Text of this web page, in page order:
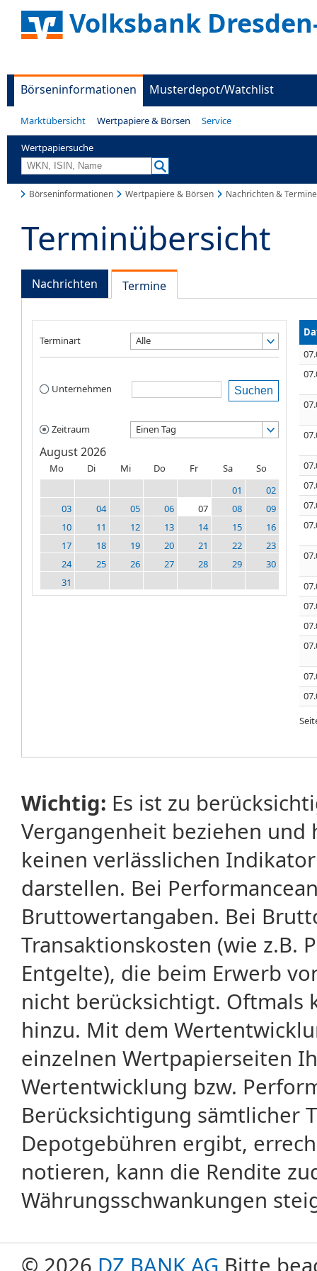
Volksbank
Börseninformationen Musterdepot/Watchlist
Marktübersicht Wertpapiere & Börsen Service
Wertpapiersuche
Börseninformationen Wertpapiere & Börsen Nachrichten & Termine
Terminübersicht
Nachrichten Termine
Terminart Alle
Unternehmen Suchen
Zeitraum Einen Tag
August 2026
Mo Di Mi Do Fr Sa
So
01
02
03
04 05 06 07 08
09
10
11 12 13 14 15
16
17
18 19 20 21 22
23
24
25 26 27 28 29
30
31
Wichtig: Es ist zu
Vergangenheit beziehen
keinen verlässlichen
darstellen. Bei
Bruttowertangaben. Bei
Transaktionskosten (wie z.B.
Entgelte), die beim Erwerb
nicht berücksichtigt. Oftmals
hinzu. Mit dem
einzelnen Wertpapierseiten
Wertentwicklung bzw.
Berücksichtigung sämtlicher
Depotgebühren ergibt,
notieren, kann die Rendite
Währungsschwankungen
© 2026 DZ BANK AG Bitte